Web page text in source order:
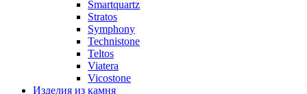
Smartquartz
Stratos
Symphony
Technistone
Teltos
Viatera
Vicostone
Изделия из камня